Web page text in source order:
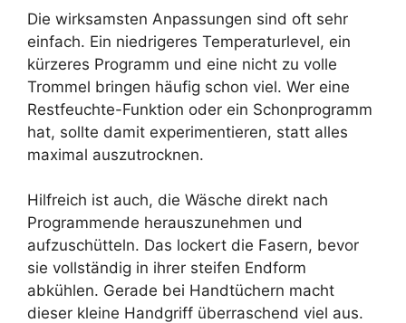
Die wirksamsten Anpassungen sind oft sehr
einfach. Ein niedrigeres Temperaturlevel, ein
kürzeres Programm und eine nicht zu volle
Trommel bringen häufig schon viel. Wer eine
Restfeuchte-Funktion oder ein Schonprogramm
hat, sollte damit experimentieren, statt alles
maximal auszutrocknen.
Hilfreich ist auch, die Wäsche direkt nach
Programmende herauszunehmen und
aufzuschütteln. Das lockert die Fasern, bevor
sie vollständig in ihrer steifen Endform
abkühlen. Gerade bei Handtüchern macht
dieser kleine Handgriff überraschend viel aus.